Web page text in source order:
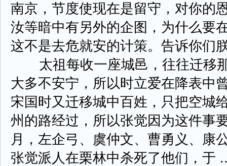
南京，节度使现在是留守，对你的
汝等暗中有另外的企图，为什么要
这不是去危就安的计策。告诉你们
太祖每收一座城邑，往往迁移
大多不安宁，所以时立爱在降表中
宋国时又迁移城中百姓，只把空城
州的路经过，所以张觉因为这件事
月，左企弓、虞仲文、曹勇义、康
张觉派人在栗林中杀死了他们，于